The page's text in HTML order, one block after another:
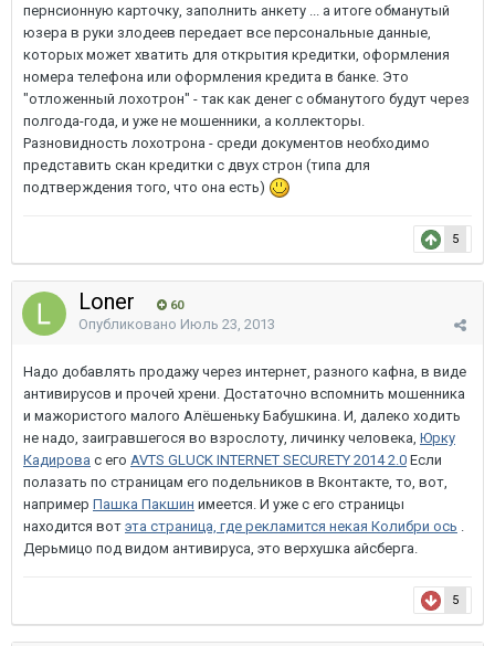
пернсионную карточку, заполнить анкету ... а итоге обманутый
юзера в руки злодеев передает все персональные данные,
которых может хватить для открытия кредитки, оформления
номера телефона или оформления кредита в банке. Это
"отложенный лохотрон" - так как денег с обманутого будут через
полгода-года, и уже не мошенники, а коллекторы.
Разновидность лохотрона - среди документов необходимо
представить скан кредитки с двух строн (типа для
подтверждения того, что она есть)
5
Loner 60
Опубликовано Июль 23, 2013
Надо добавлять продажу через интернет, разного кафна, в виде
антивирусов и прочей хрени. Достаточно вспомнить мошенника
и мажористого малого Алёшеньку Бабушкина. И, далеко ходить
не надо, заигравшегося во взрослоту, личинку человека, Юрку
Кадирова с его AVTS GLUCK INTERNET SECURETY 2014 2.0 Если
полазать по страницам его подельников в Вконтакте, то, вот,
например Пашка Пакшин имеется. И уже с его страницы
находится вот эта страница, где рекламится некая Колибри ось .
Дерьмицо под видом антивируса, это верхушка айсберга.
5